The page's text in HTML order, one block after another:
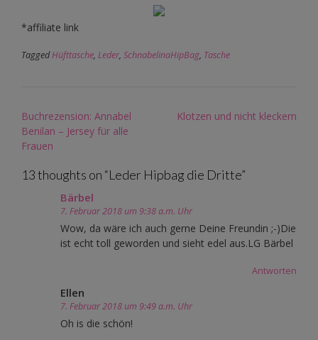
*affiliate link
TaggedHüfttasche, Leder, SchnabelinaHipBag, Tasche
Post
navigation
Buchrezension: Annabel
Benilan – Jersey für alle
Frauen
Klotzen und nicht kleckern
13 thoughts on “Leder Hipbag die Dritte”
Bärbel
7. Februar 2018 um 9:38 a.m. Uhr
Wow, da wäre ich auch gerne Deine Freundin ;-)Die
ist echt toll geworden und sieht edel aus.LG Bärbel
Antworten
Ellen
7. Februar 2018 um 9:49 a.m. Uhr
Oh is die schön!